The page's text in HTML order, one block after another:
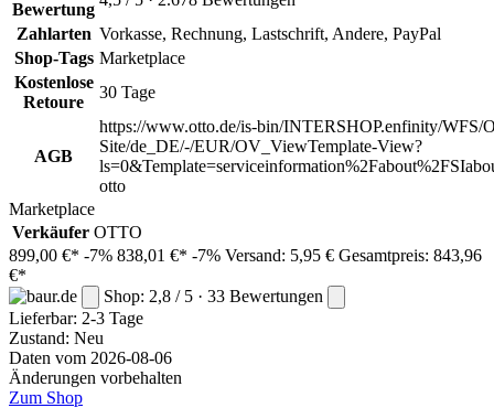
Bewertung
Zahlarten Vorkasse, Rechnung, Lastschrift, Andere, PayPal
Shop-Tags Marketplace
Kostenlose
Retoure
30 Tage
AGB
https://www.otto.de/is-bin/INTERSHOP.enfinity/WFS/
Site/de_DE/-/EUR/OV_ViewTemplate-View?
otto
Marketplace
Verkäufer OTTO
899,00 €* -7% 838,01 €* -7% Versand: 5,95 € Gesamtpreis: 843,96
€*
Shop: 2,8 / 5 · 33 Bewertungen
Lieferbar: 2-3 Tage
Zustand: Neu
Daten vom 2026-08-06
Änderungen vorbehalten
Zum Shop